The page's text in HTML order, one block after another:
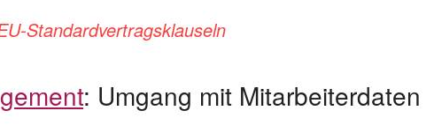
Standardvertragsklauseln
: Umgang mit Mitarbeiterdaten